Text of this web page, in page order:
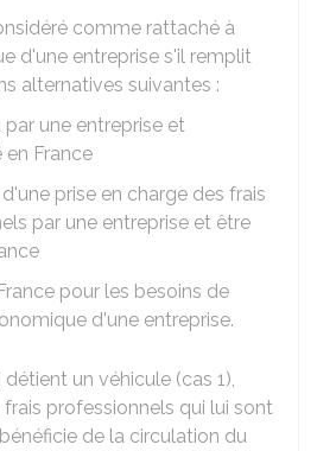
comme rattaché à
d'une entreprise s'il remplit
alternatives suivantes :
par une entreprise et
France
prise en charge des frais
par une entreprise et être
pour les besoins de
d'une entreprise.
un véhicule (cas 1),
professionnels qui lui sont
de la circulation du